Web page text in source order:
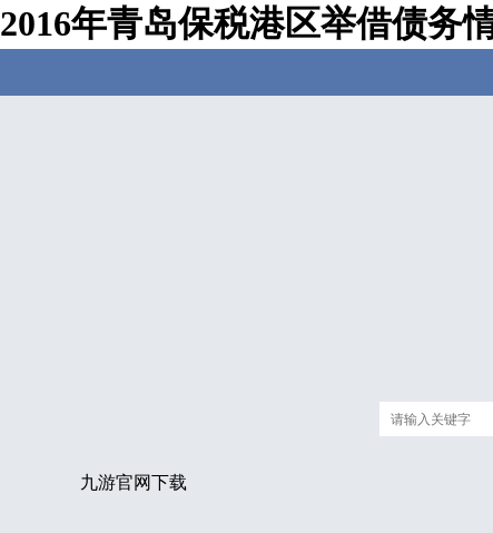
2016年青岛保税港区举借债务
九游官网下载